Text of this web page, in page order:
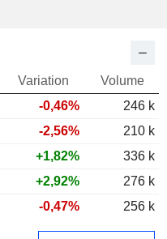
Variation
Volume
-0,46%
246 k
-2,56%
210 k
+1,82%
336 k
+2,92%
276 k
-0,47% 256 k